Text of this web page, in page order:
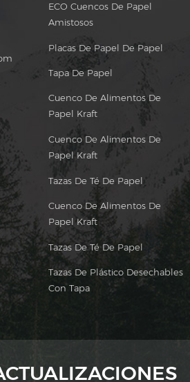
ECO Cuencos De Papel
Amistosos
Placas De Papel De Papel
Tapa De Papel
Cuenco De Alimentos De
Papel Kraft
Cuenco De Alimentos De
Papel Kraft
Tazas De Té De Papel
Cuenco De Alimentos De
Papel Kraft
Tazas De Té De Papel
Tazas De Plástico Desechables
Con Tapa